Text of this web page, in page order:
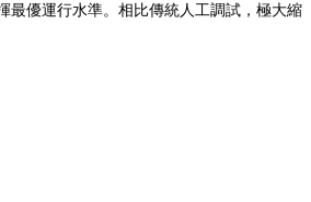
最優運行水準。相比傳統人工調試，極大縮